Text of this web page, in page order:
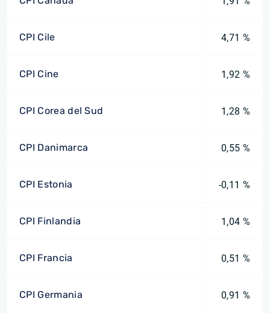
CPI Cile 4,71 %
CPI Cine 1,92 %
CPI Corea del Sud 1,28 %
CPI Danimarca 0,55 %
CPI Estonia -0,11 %
CPI Finlandia 1,04 %
CPI Francia 0,51 %
CPI Germania 0,91 %